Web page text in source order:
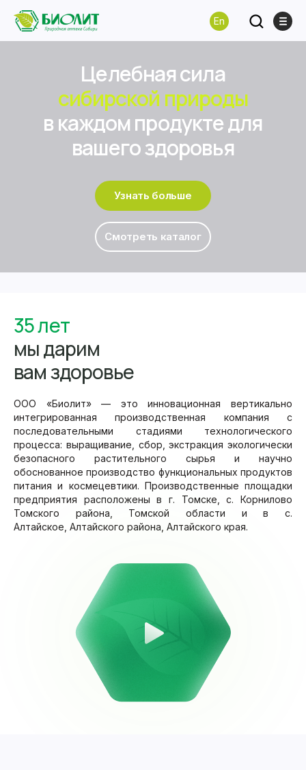
En
Целебная сила
сибирской природы
в каждом продукте для
вашего здоровья
Узнать больше
Смотреть каталог
35 лет
мы дарим
вам здоровье
ООО «Биолит» — это инновационная вертикально
интегрированная производственная компания с
последовательными стадиями технологического
процесса: выращивание, сбор, экстракция экологически
безопасного растительного сырья и научно
обоснованное производство функциональных продуктов
питания и космецевтики. Производственные площадки
предприятия расположены в г. Томске, с. Корнилово
Томского района, Томской области и в с.
Алтайское, Алтайского района, Алтайского края.